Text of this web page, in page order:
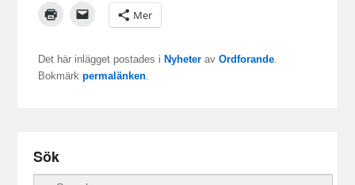
Mer
Det här inlägget postades i Nyheter avOrdforande
Bokmärkpermalänken
Sök